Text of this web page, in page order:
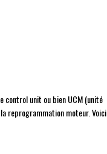
control unit ou bien UCM (unité
reprogrammation moteur. Voici